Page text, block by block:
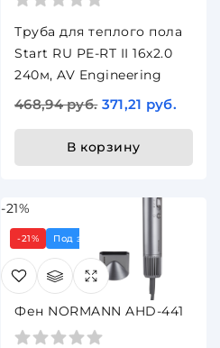
Труба для теплого пола
Start RU PE-RT II 16х2.0
240м, AV Engineering
468,94 руб. 371,21 руб.
В корзину
-21%
-21% Под заказ 3 дня
Фен NORMANN AHD-441